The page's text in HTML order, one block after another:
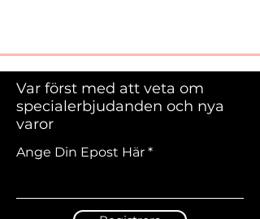
Var först med att veta om
specialerbjudanden och nya
varor
Ange Din Epost Här